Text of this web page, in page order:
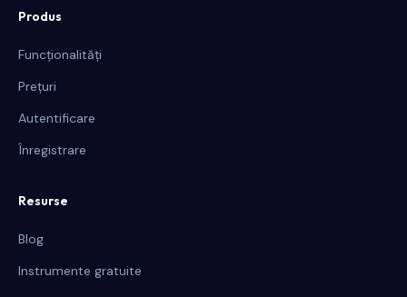
Produs
Funcționalități
Prețuri
Autentificare
Înregistrare
Resurse
Blog
Instrumente gratuite